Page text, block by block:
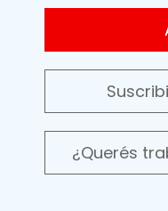
¿Querés